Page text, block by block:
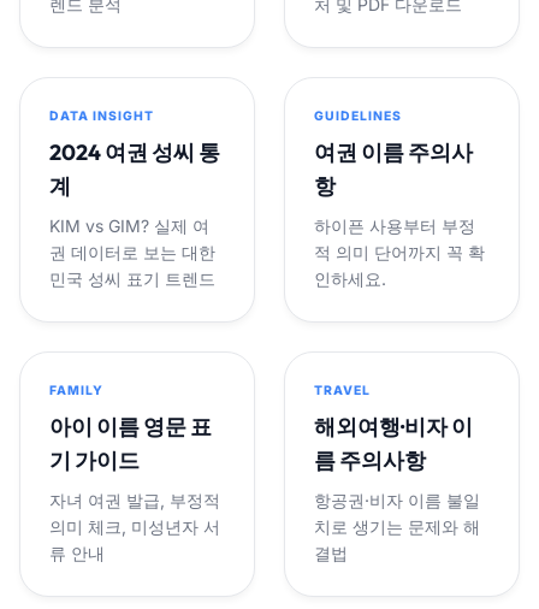
DATA INSIGHT
2024 여권 성씨 통
계
KIM vs GIM? 실제 여
권 데이터로 보는 대한
민국 성씨 표기 트렌드
GUIDELINES
여권 이름 주의사
항
하이픈 사용부터 부정
적 의미 단어까지 꼭 확
인하세요.
FAMILY
아이 이름 영문 표
기 가이드
자녀 여권 발급, 부정적
의미 체크, 미성년자 서
류 안내
TRAVEL
해외여행·비자 이
름 주의사항
항공권·비자 이름 불일
치로 생기는 문제와 해
결법